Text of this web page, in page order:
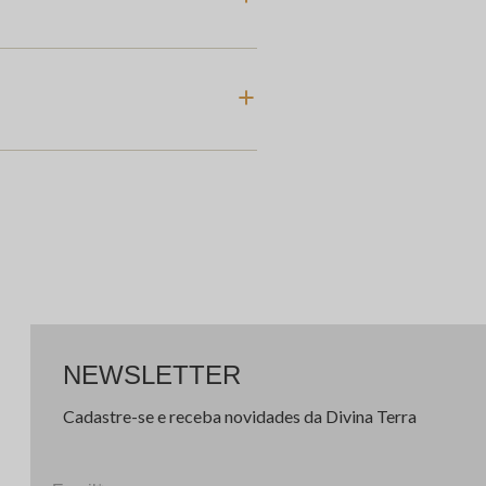
NEWSLETTER
Cadastre-se e receba novidades da Divina Terra